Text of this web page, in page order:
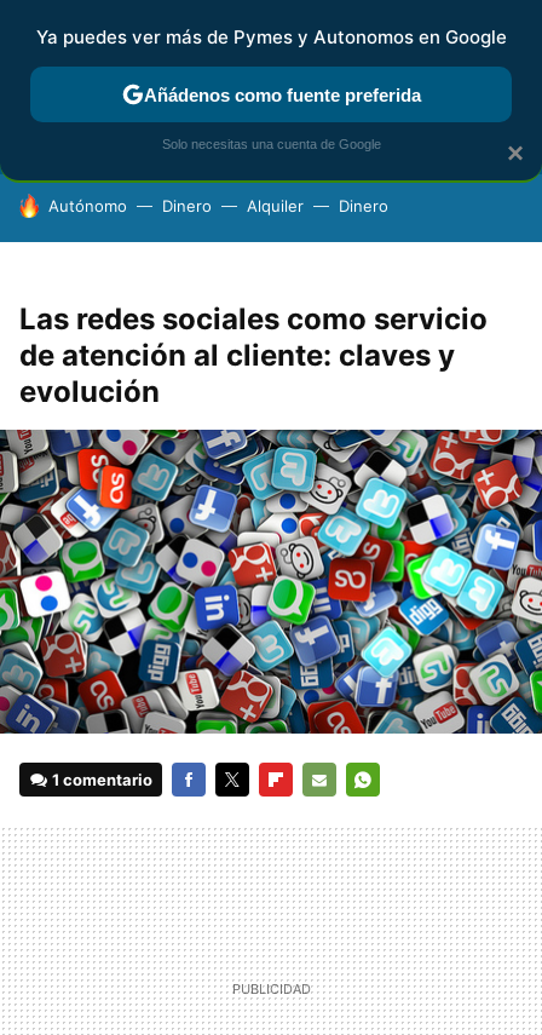
FISCALIDAD Y CONTABILIDAD KIT DIGITAL RENTA
HOY SE HABLA DE
Autónomo Dinero Alquiler Dinero
Las redes sociales como servicio
de atención al cliente: claves y
evolución
1 comentario
MAIL
×
Ya puedes ver más de Pymes y Autonomos en Google
Añádenos como fuente preferida
Solo necesitas una cuenta de Google